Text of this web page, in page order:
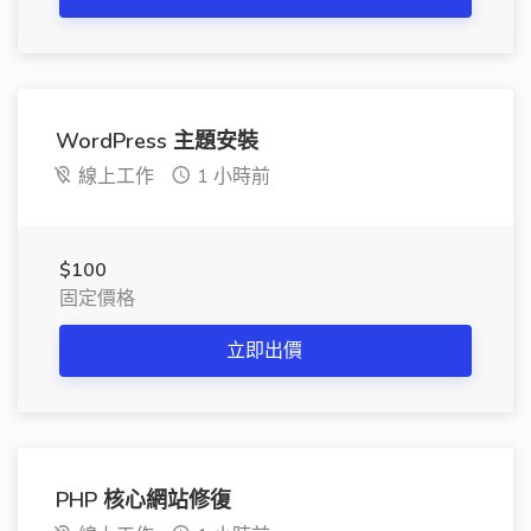
WordPress 主題安裝
線上工作 1 小時前
$100
固定價格
立即出價
PHP 核心網站修復